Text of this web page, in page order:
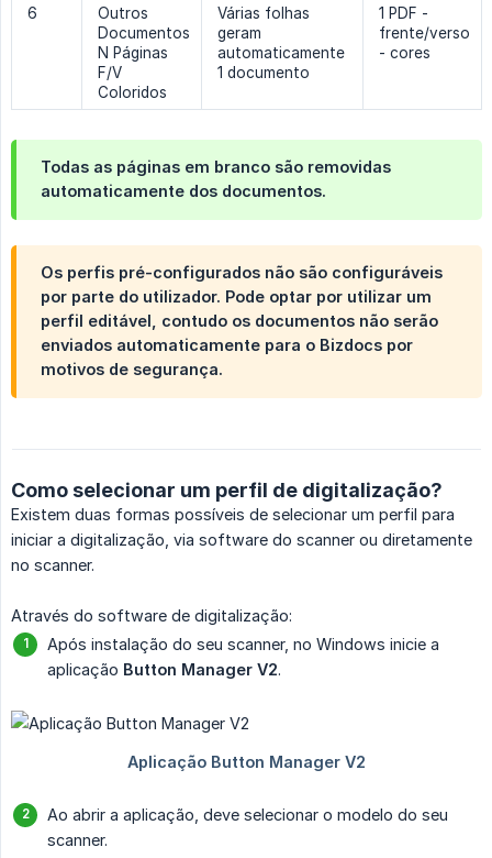
6
Outros
Documentos
N Páginas
F/V
Coloridos
Várias folhas
geram
automaticamente
1 documento
1 PDF -
frente/verso
- cores
Todas as páginas em branco são removidas
automaticamente dos documentos.
Os perfis pré-configurados não são configuráveis
por parte do utilizador. Pode optar por utilizar um
perfil editável, contudo os documentos não serão
enviados automaticamente para o Bizdocs por
motivos de segurança.
Como selecionar um perfil de digitalização?
Existem duas formas possíveis de selecionar um perfil para
iniciar a digitalização, via software do scanner ou diretamente
no scanner.
Através do software de digitalização:
Após instalação do seu scanner, no Windows inicie a
aplicação Button Manager V2.
Ao abrir a aplicação, deve selecionar o modelo do seu
scanner.